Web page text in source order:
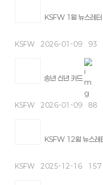
KSFW 1월 뉴스
KSFW 2026-01-09 93
송년 신년 카드
KSFW 2026-01-09 88
KSFW 12월 뉴스
KSFW 2025-12-16 157